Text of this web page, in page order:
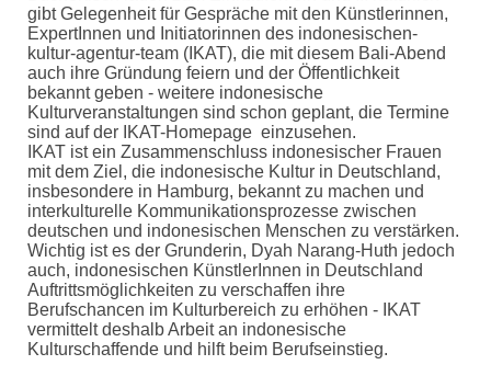
gibt Gelegenheit für Gespräche mit den Künstlerinnen,
ExpertInnen und Initiatorinnen des indonesischen-
kultur-agentur-team (IKAT), die mit diesem Bali-Abend
auch ihre Gründung feiern und der Öffentlichkeit
bekannt geben - weitere indonesische
Kulturveranstaltungen sind schon geplant, die Termine
sind auf der IKAT-Homepage einzusehen.
IKAT ist ein Zusammenschluss indonesischer Frauen
mit dem Ziel, die indonesische Kultur in Deutschland,
insbesondere in Hamburg, bekannt zu machen und
interkulturelle Kommunikationsprozesse zwischen
deutschen und indonesischen Menschen zu verstärken.
Wichtig ist es der Grunderin, Dyah Narang-Huth jedoch
auch, indonesischen KünstlerInnen in Deutschland
Auftrittsmöglichkeiten zu verschaffen ihre
Berufschancen im Kulturbereich zu erhöhen - IKAT
vermittelt deshalb Arbeit an indonesische
Kulturschaffende und hilft beim Berufseinstieg.